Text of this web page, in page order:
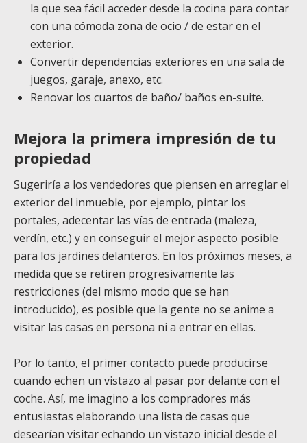
la que sea fácil acceder desde la cocina para contar
con una cómoda zona de ocio / de estar en el
exterior.
Convertir dependencias exteriores en una sala de
juegos, garaje, anexo, etc.
Renovar los cuartos de baño/ baños en-suite.
Mejora la primera impresión de tu
propiedad
Sugeriría a los vendedores que piensen en arreglar el
exterior del inmueble, por ejemplo, pintar los
portales, adecentar las vías de entrada (maleza,
verdín, etc.) y en conseguir el mejor aspecto posible
para los jardines delanteros. En los próximos meses, a
medida que se retiren progresivamente las
restricciones (del mismo modo que se han
introducido), es posible que la gente no se anime a
visitar las casas en persona ni a entrar en ellas.
Por lo tanto, el primer contacto puede producirse
cuando echen un vistazo al pasar por delante con el
coche. Así, me imagino a los compradores más
entusiastas elaborando una lista de casas que
desearían visitar echando un vistazo inicial desde el